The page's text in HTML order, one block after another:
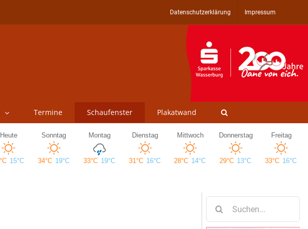
Datenschutzerklärung Impressum
Termine Schaufenster Plakatwand
nach: